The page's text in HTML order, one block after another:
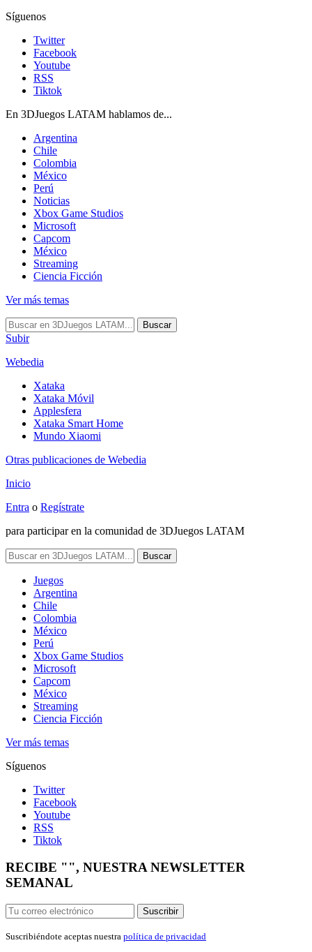
Síguenos
Twitter
Facebook
Youtube
RSS
Tiktok
En 3DJuegos LATAM hablamos de...
Argentina
Chile
Colombia
México
Perú
Noticias
Xbox Game Studios
Microsoft
Capcom
México
Streaming
Ciencia Ficción
Ver más temas
Buscar
Subir
Webedia
Xataka
Xataka Móvil
Applesfera
Xataka Smart Home
Mundo Xiaomi
Otras publicaciones de Webedia
Inicio
Entra o Regístrate
para participar en la comunidad de 3DJuegos LATAM
Buscar
Juegos
Argentina
Chile
Colombia
México
Perú
Xbox Game Studios
Microsoft
Capcom
México
Streaming
Ciencia Ficción
Ver más temas
Síguenos
Twitter
Facebook
Youtube
RSS
Tiktok
RECIBE "", NUESTRA NEWSLETTER
SEMANAL
Suscribir
Suscribiéndote aceptas nuestra política de privacidad